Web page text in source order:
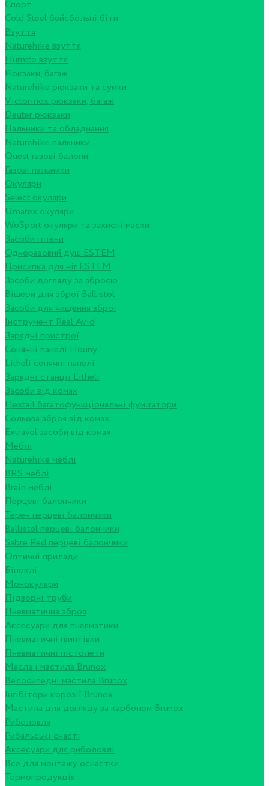
Спорт
Cold Steel бейсбольні біти
Взуття
Naturehike взуття
Humtto взуття
Рюкзаки, багаж
Naturehike рюкзаки та сумки
Victorinox рюкзаки, багаж
Deuter рюкзаки
Пальники та обладнання
Naturehike пальники
Quest газові балони
Газові пальники
Окуляри
Select окуляри
Umarex окуляри
WoSport окуляри та захисні маски
Засоби гігієни
Одноразовий душ ESTEM
Присипка для ніг ESTEM
Засоби догляду за зброєю
Вішери для зброї Ballistol
Засоби для чищення зброї
Інструмент Real Avid
Зарядні пристрої
Сонячні панелі Houny
Litheli сонячні панелі
Зарядні станції Litheli
Засоби від комах
Flextail багатофункціональні фумігатори
Сольова зброя від комах
Extravel засоби від комах
Меблі
Naturehike меблі
BRS меблі
Brain меблі
Перцеві балончики
Терен перцеві балончики
Ballistol перцеві балончики
Sabre Red перцеві балончики
Оптичні прилади
Біноклі
Монокуляри
Підзорні труби
Пневматична зброя
Аксесуари для пневматики
Пневматичні гвинтівки
Пневматичні пістолети
Масла і мастила Brunox
Велосипедні мастила Brunox
Інгібітори корозії Brunox
Мастила для догляду за карбоном Brunox
Риболовля
Рибальські снасті
Аксесуари для риболовлі
Все для монтажу оснастки
Термопродукція